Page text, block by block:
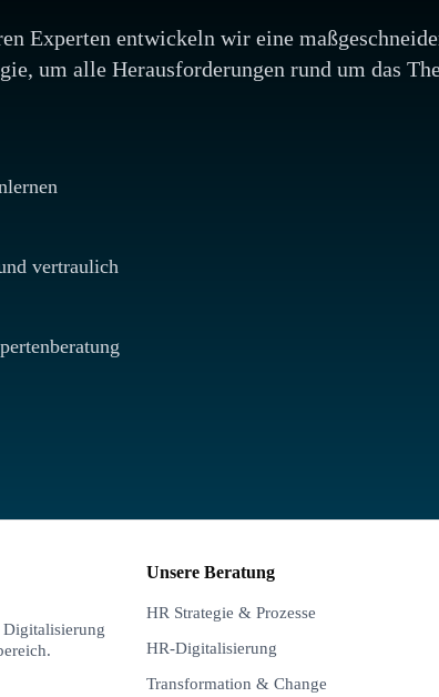
Experten entwickeln wir eine
um alle Herausforderungen rund um das
vertraulich
Unsere Beratung
HR Strategie & Prozesse
HR-Digitalisierung
Transformation & Change